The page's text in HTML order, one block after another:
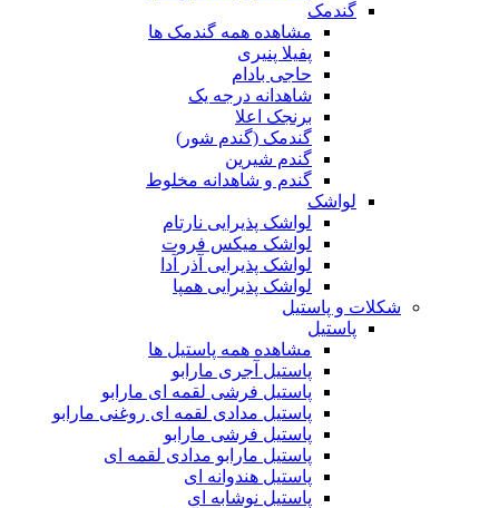
گندمک
مشاهده همه گندمک ها
پفیلا پنیری
حاجی بادام
شاهدانه درجه یک
برنجک اعلا
گندمک (گندم شور)
گندم شیرین
گندم و شاهدانه مخلوط
لواشک
لواشک پذیرایی نارتام
لواشک میکس فروت
لواشک پذیرایی آذر آدا
لواشک پذیرایی همپا
شکلات و پاستیل
پاستیل
مشاهده همه پاستیل ها
پاستیل آجری مارابو
پاستیل فرشی لقمه ای مارابو
پاستیل مدادی لقمه ای روغنی مارابو
پاستیل فرشی مارابو
پاستیل مارابو مدادی لقمه ای
پاستیل هندوانه ای
پاستیل نوشابه ای